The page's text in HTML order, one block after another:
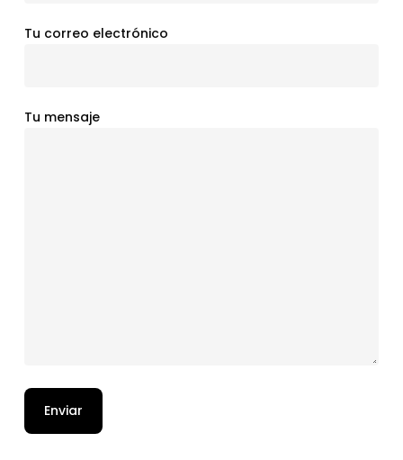
Tu correo electrónico
Tu mensaje